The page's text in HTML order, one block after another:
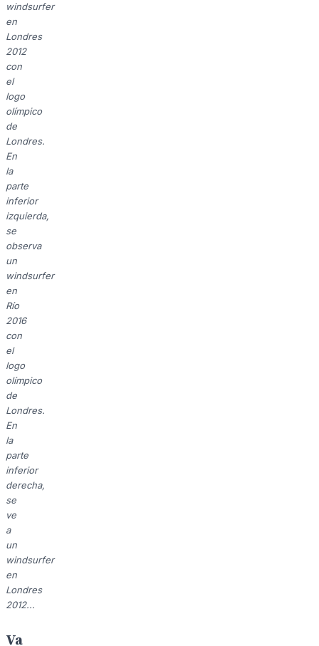
windsurfer
en
Londres
2012
con
el
logo
olímpico
de
Londres.
En
la
parte
inferior
izquierda,
se
observa
un
windsurfer
en
Río
2016
con
el
logo
olímpico
de
Londres.
En
la
parte
inferior
derecha,
se
ve
a
un
windsurfer
en
Londres
2012...
Va